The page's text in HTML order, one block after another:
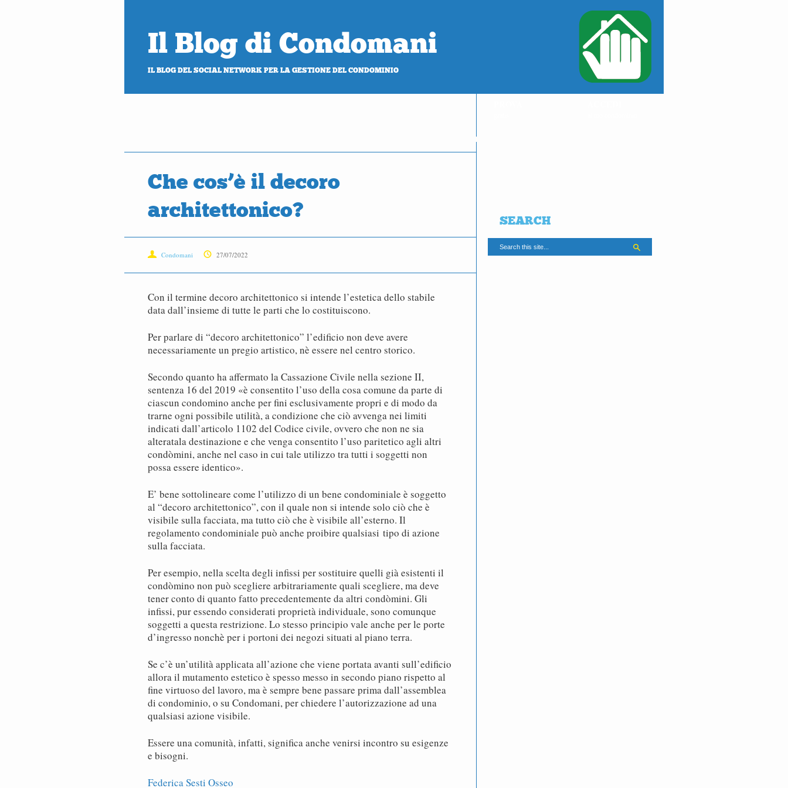
Il Blog di Condomani
IL BLOG DEL SOCIAL NETWORK PER LA GESTIONE DEL CONDOMINIO
Che cos’è il decoro
architettonico?
Condomani 27/07/2022
Con il termine decoro architettonico si intende l’estetica dello stabile
data dall’insieme di tutte le parti che lo costituiscono.
Per parlare di “decoro architettonico” l’edificio non deve avere
necessariamente un pregio artistico, nè essere nel centro storico.
Secondo quanto ha affermato la Cassazione Civile nella sezione II,
sentenza 16 del 2019 «è consentito l’uso della cosa comune da parte di
ciascun condomino anche per fini esclusivamente propri e di modo da
trarne ogni possibile utilità, a condizione che ciò avvenga nei limiti
indicati dall’articolo 1102 del Codice civile, ovvero che non ne sia
alteratala destinazione e che venga consentito l’uso paritetico agli altri
condòmini, anche nel caso in cui tale utilizzo tra tutti i soggetti non
possa essere identico».
E’ bene sottolineare come l’utilizzo di un bene condominiale è soggetto
al “decoro architettonico”, con il quale non si intende solo ciò che è
visibile sulla facciata, ma tutto ciò che è visibile all’esterno. Il
regolamento condominiale può anche proibire qualsiasi tipo di azione
sulla facciata.
Per esempio, nella scelta degli infissi per sostituire quelli già esistenti il
condòmino non può scegliere arbitrariamente quali scegliere, ma deve
tener conto di quanto fatto precedentemente da altri condòmini. Gli
infissi, pur essendo considerati proprietà individuale, sono comunque
soggetti a questa restrizione. Lo stesso principio vale anche per le porte
d’ingresso nonchè per i portoni dei negozi situati al piano terra.
Se c’è un’utilità applicata all’azione che viene portata avanti sull’edificio
allora il mutamento estetico è spesso messo in secondo piano rispetto al
fine virtuoso del lavoro, ma è sempre bene passare prima dall’assemblea
di condominio, o su Condomani, per chiedere l’autorizzazione ad una
qualsiasi azione visibile.
Essere una comunità, infatti, significa anche venirsi incontro su esigenze
e bisogni.
Federica Sesti Osseo
SEARCH